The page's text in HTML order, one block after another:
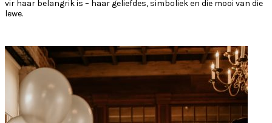
vir haar belangrik is – haar geliefdes, simboliek en die mooi van die
lewe.